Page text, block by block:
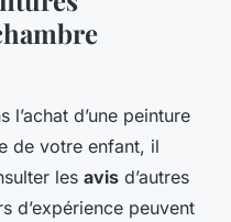
d’une peinture
de votre enfant, il
les avis d’autres
d’expérience peuvent